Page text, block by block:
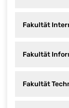
Fakultät
Fakultät
Fakultät